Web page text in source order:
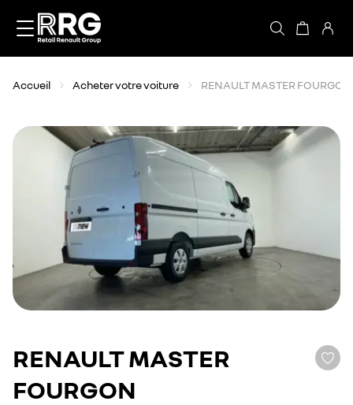
Accueil Acheter votre voiture RENAULT MASTER FOURGON
RENAULTMASTER
FOURGON